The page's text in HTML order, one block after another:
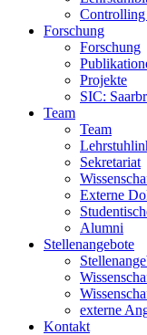
Controlling
Forschung
Forschung
Projekte
SIC:
Team
Team
Sekretariat
Externe
Alumni
Stellenangebote
externe
Kontakt